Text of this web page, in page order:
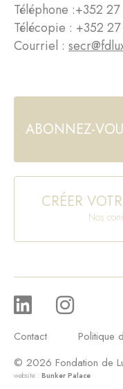
Téléphone :+352 27
Télécopie : +352
Courriel :
ABONNEZ-
CRÉER
Nos
Contact Politique
© 2026 Fondation de
website : Bunker Palace